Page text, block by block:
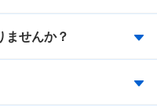
ませんか？